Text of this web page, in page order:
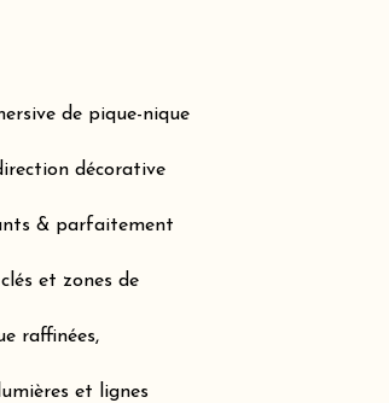
de pique-nique
décorative
& parfaitement
et zones de
raffinées,
et lignes